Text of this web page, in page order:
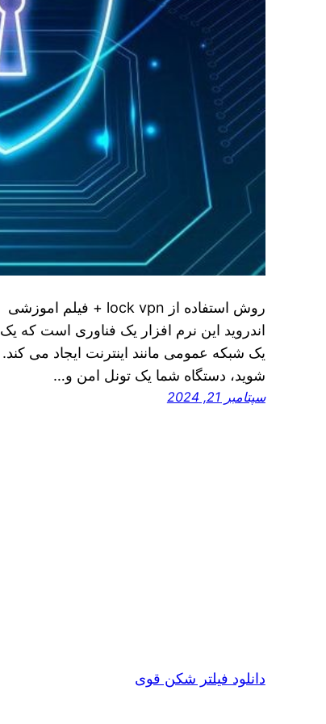
اندروید این نرم افزار یک فناوری است که
شوید، دستگاه شما یک تونل امن و…
سپتامبر 21, 2024
دانلود فیلتر شکن قوی